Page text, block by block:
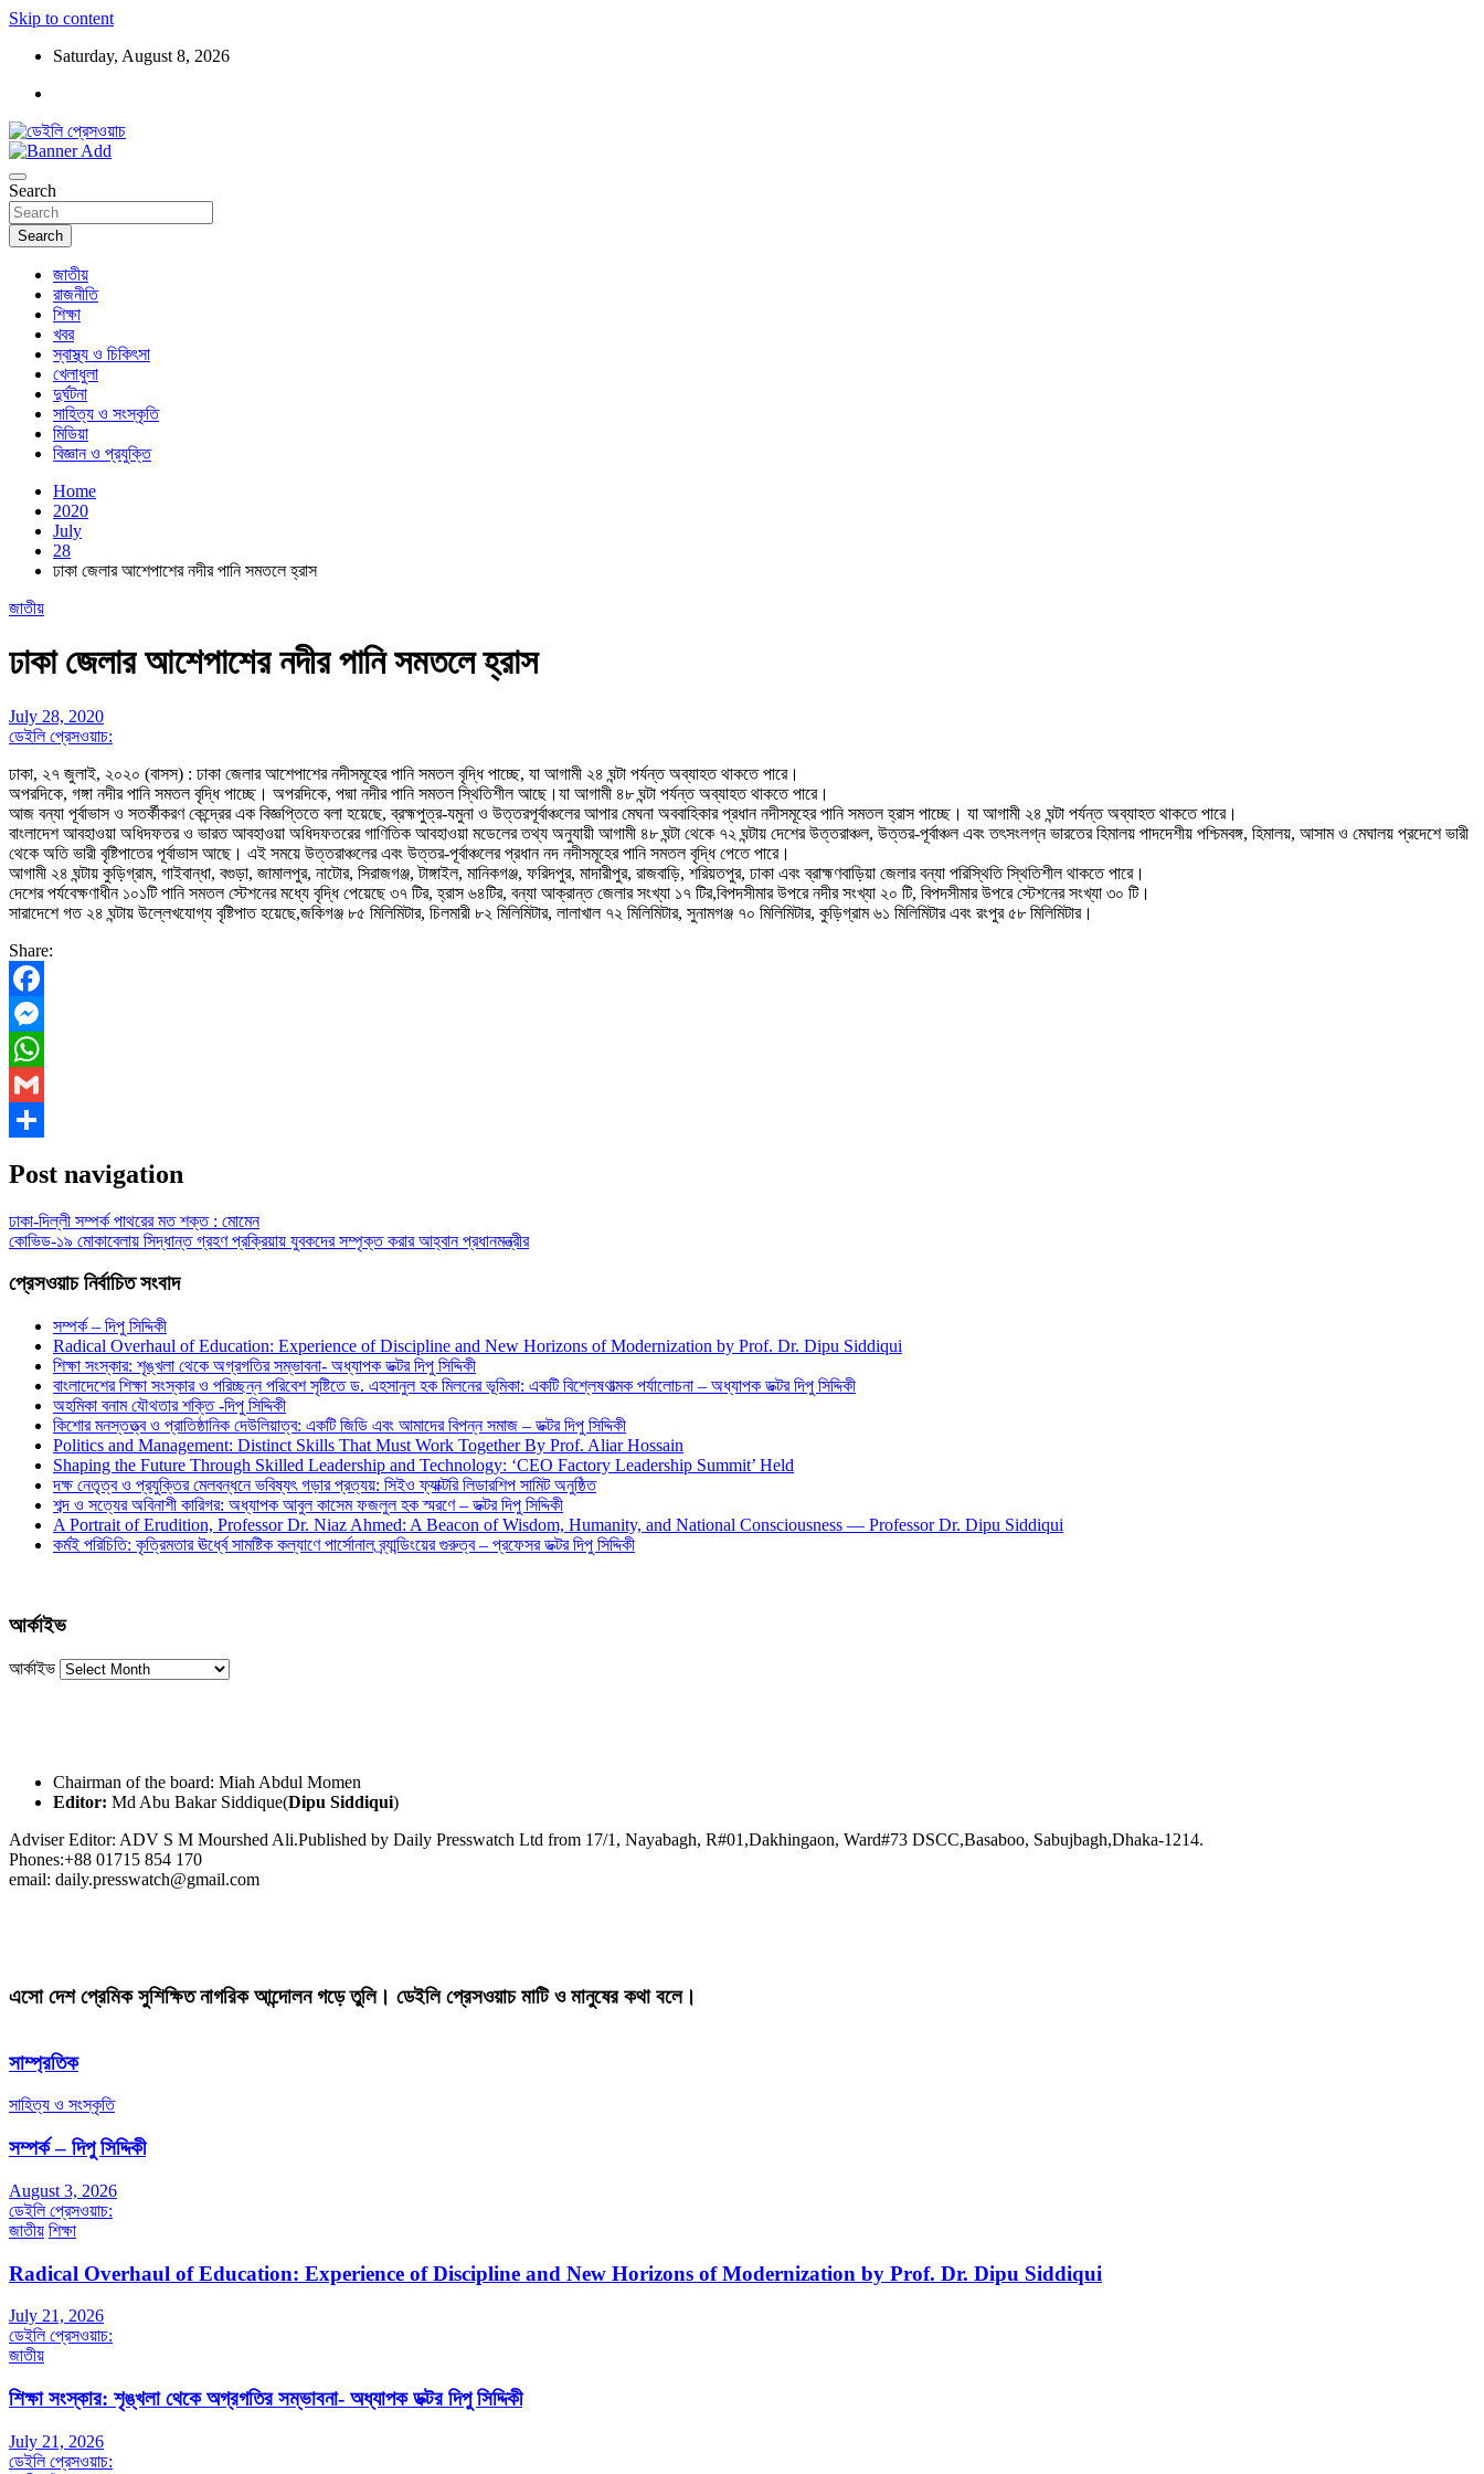
Skip to content
Saturday, August 8, 2026
ডেইলি প্রেসওয়াচ
Search
Search
জাতীয়
রাজনীতি
শিক্ষা
খবর
স্বাস্থ্য ও চিকিৎসা
খেলাধুলা
দুর্ঘটনা
সাহিত্য ও সংস্কৃতি
মিডিয়া
বিজ্ঞান ও প্রযুক্তি
Home
2020
July
28
ঢাকা জেলার আশেপাশের নদীর পানি সমতলে হ্রাস
জাতীয়
ঢাকা জেলার আশেপাশের নদীর পানি সমতলে হ্রাস
July 28, 2020
ডেইলি প্রেসওয়াচ:
ঢাকা, ২৭ জুলাই, ২০২০ (বাসস) : ঢাকা জেলার আশেপাশের নদীসমূহের পানি সমতল বৃদ্ধি পাচ্ছে, যা আগামী ২৪ ঘন্টা পর্যন্ত অব্যাহত থাকতে পারে।
অপরদিকে, গঙ্গা নদীর পানি সমতল বৃদ্ধি পাচ্ছে। অপরদিকে, পদ্মা নদীর পানি সমতল স্থিতিশীল আছে।যা আগামী ৪৮ ঘন্টা পর্যন্ত অব্যাহত থাকতে পারে।
আজ বন্যা পূর্বাভাস ও সতর্কীকরণ কেন্দ্রের এক বিজ্ঞপ্তিতে বলা হয়েছে, ব্রহ্মপুত্র-যমুনা ও উত্তরপূর্বাঞ্চলের আপার মেঘনা অববাহিকার প্রধান নদীসমূহের পানি সমতল হ্রাস পাচ্ছে। যা আগামী ২৪ ঘন্টা পর্যন্ত অব্যাহত থাকতে পারে।
বাংলাদেশ আবহাওয়া অধিদফতর ও ভারত আবহাওয়া অধিদফতরের গাণিতিক আবহাওয়া মডেলের তথ্য অনুযায়ী আগামী ৪৮ ঘন্টা থেকে ৭২ ঘন্টায় দেশের উত্তরাঞ্চল, উত্তর-পূর্বাঞ্চল এবং তৎসংলগ্ন ভারতের হিমালয় পাদদেশীয় পশ্চিমবঙ্গ, হিমালয়, আসাম ও মেঘালয় প্রদেশে ভারী
থেকে অতি ভারী বৃষ্টিপাতের পূর্বাভাস আছে। এই সময়ে উত্তরাঞ্চলের এবং উত্তর-পূর্বাঞ্চলের প্রধান নদ নদীসমূহের পানি সমতল বৃদ্ধি পেতে পারে।
আগামী ২৪ ঘন্টায় কুড়িগ্রাম, গাইবান্ধা, বগুড়া, জামালপুর, নাটোর, সিরাজগঞ্জ, টাঙ্গাইল, মানিকগঞ্জ, ফরিদপুর, মাদারীপুর, রাজবাড়ি, শরিয়তপুর, ঢাকা এবং ব্রাহ্মণবাড়িয়া জেলার বন্যা পরিস্থিতি স্থিতিশীল থাকতে পারে।
দেশের পর্যবেক্ষণাধীন ১০১টি পানি সমতল স্টেশনের মধ্যে বৃদ্ধি পেয়েছে ৩৭ টির, হ্রাস ৬৪টির, বন্যা আক্রান্ত জেলার সংখ্যা ১৭ টির,বিপদসীমার উপরে নদীর সংখ্যা ২০ টি, বিপদসীমার উপরে স্টেশনের সংখ্যা ৩০ টি।
সারাদেশে গত ২৪ ঘন্টায় উল্লেখযোগ্য বৃষ্টিপাত হয়েছে,জকিগঞ্জ ৮৫ মিলিমিটার, চিলমারী ৮২ মিলিমিটার, লালাখাল ৭২ মিলিমিটার, সুনামগঞ্জ ৭০ মিলিমিটার, কুড়িগ্রাম ৬১ মিলিমিটার এবং রংপুর ৫৮ মিলিমিটার।
Share:
Facebook
Messenger
WhatsApp
Gmail
Post navigation
ঢাকা-দিল্লী সম্পর্ক পাথরের মত শক্ত : মোমেন
কোভিড-১৯ মোকাবেলায় সিদ্ধান্ত গ্রহণ প্রক্রিয়ায় যুবকদের সম্পৃক্ত করার আহ্বান প্রধানমন্ত্রীর
প্রেসওয়াচ নির্বাচিত সংবাদ
সম্পর্ক – দিপু সিদ্দিকী
Radical Overhaul of Education: Experience of Discipline and New Horizons of Modernization by Prof. Dr. Dipu Siddiqui
শিক্ষা সংস্কার: শৃঙ্খলা থেকে অগ্রগতির সম্ভাবনা- অধ্যাপক ডক্টর দিপু সিদ্দিকী
বাংলাদেশের শিক্ষা সংস্কার ও পরিচ্ছন্ন পরিবেশ সৃষ্টিতে ড. এহসানুল হক মিলনের ভূমিকা: একটি বিশ্লেষণাত্মক পর্যালোচনা – অধ্যাপক ডক্টর দিপু সিদ্দিকী
অহমিকা বনাম যৌথতার শক্তি -দিপু সিদ্দিকী
কিশোর মনস্তত্ত্ব ও প্রাতিষ্ঠানিক দেউলিয়াত্ব: একটি জিডি এবং আমাদের বিপন্ন সমাজ – ডক্টর দিপু সিদ্দিকী
Politics and Management: Distinct Skills That Must Work Together By Prof. Aliar Hossain
Shaping the Future Through Skilled Leadership and Technology: ‘CEO Factory Leadership Summit’ Held
দক্ষ নেতৃত্ব ও প্রযুক্তির মেলবন্ধনে ভবিষ্যৎ গড়ার প্রত্যয়: সিইও ফ্যাক্টরি লিডারশিপ সামিট অনুষ্ঠিত
শব্দ ও সত্যের অবিনাশী কারিগর: অধ্যাপক আবুল কাসেম ফজলুল হক স্মরণে – ডক্টর দিপু সিদ্দিকী
A Portrait of Erudition, Professor Dr. Niaz Ahmed: A Beacon of Wisdom, Humanity, and National Consciousness — Professor Dr. Dipu Siddiqui
কর্মই পরিচিতি: কৃত্রিমতার ঊর্ধ্বে সামষ্টিক কল্যাণে পার্সোনাল ব্র্যান্ডিংয়ের গুরুত্ব – প্রফেসর ডক্টর দিপু সিদ্দিকী
আর্কাইভ
আর্কাইভ
Chairman of the board: Miah Abdul Momen
Editor: Md Abu Bakar Siddique(Dipu Siddiqui)
Adviser Editor: ADV S M Mourshed Ali.Published by Daily Presswatch Ltd from 17/1, Nayabagh, R#01,Dakhingaon, Ward#73 DSCC,Basaboo, Sabujbagh,Dhaka-1214.
Phones:+88 01715 854 170
email: daily.presswatch@gmail.com
এসো দেশ প্রেমিক সুশিক্ষিত নাগরিক আন্দোলন গড়ে তুলি। ডেইলি প্রেসওয়াচ মাটি ও মানুষের কথা বলে।
সাম্প্রতিক
সাহিত্য ও সংস্কৃতি
সম্পর্ক – দিপু সিদ্দিকী
August 3, 2026
ডেইলি প্রেসওয়াচ:
জাতীয় শিক্ষা
Radical Overhaul of Education: Experience of Discipline and New Horizons of Modernization by Prof. Dr. Dipu Siddiqui
July 21, 2026
ডেইলি প্রেসওয়াচ:
জাতীয়
শিক্ষা সংস্কার: শৃঙ্খলা থেকে অগ্রগতির সম্ভাবনা- অধ্যাপক ডক্টর দিপু সিদ্দিকী
July 21, 2026
ডেইলি প্রেসওয়াচ: